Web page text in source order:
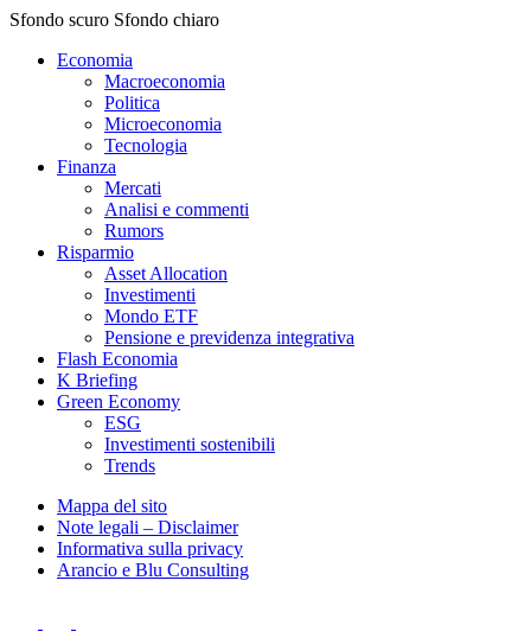
Sfondo scuro Sfondo chiaro
Economia
Macroeconomia
Politica
Microeconomia
Tecnologia
Finanza
Mercati
Analisi e commenti
Rumors
Risparmio
Asset Allocation
Investimenti
Mondo ETF
Pensione e previdenza integrativa
Flash Economia
K Briefing
Green Economy
ESG
Investimenti sostenibili
Trends
Mappa del sito
Note legali – Disclaimer
Informativa sulla privacy
Arancio e Blu Consulting